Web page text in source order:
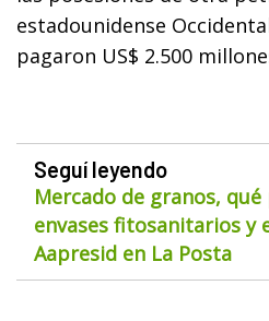
estadounidense
pagaron US$ 2.500
Seguí leyendo
Mercado de granos, qué
envases fitosanitarios y
Aapresid en La Posta